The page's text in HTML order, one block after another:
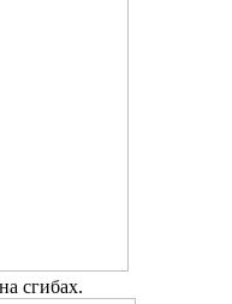
сгибах.